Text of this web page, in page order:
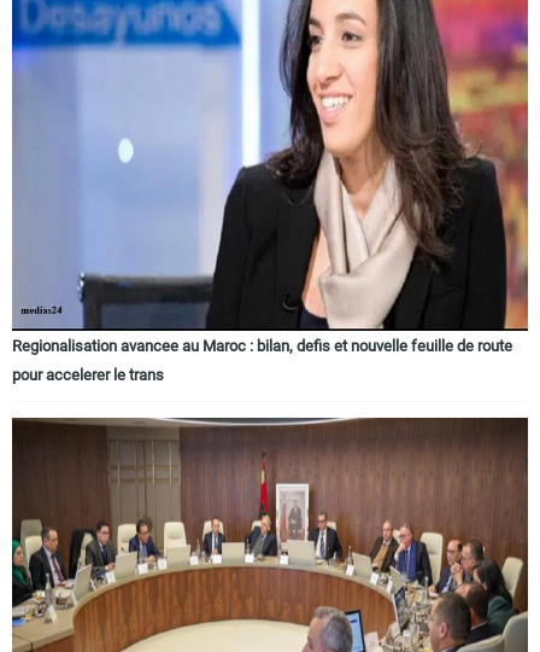
Regionalisation avancee au Maroc : bilan, defis et nouvelle feuille de route
pour accelerer le trans